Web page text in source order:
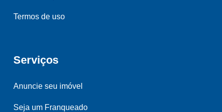
Termos de uso
Serviços
Anuncie seu imóvel
Seja um Franqueado